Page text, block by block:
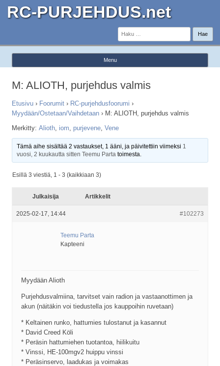
RC-PURJEHDUS.net
Haku:
Menu
M: ALIOTH, purjehdus valmis
Etusivu › Foorumit › RC-purjehdusfoorumi ›
Myydään/Ostetaan/Vaihdetaan › M: ALIOTH, purjehdus valmis
Merkitty: Alioth, iom, purjevene, Vene
Tämä aihe sisältää 2 vastaukset, 1 ääni, ja päivitettiin viimeksi 1
vuosi, 2 kuukautta sitten Teemu Parta toimesta.
Esillä 3 viestiä, 1 - 3 (kaikkiaan 3)
Julkaisija Artikkelit
2025-02-17, 14:44 #102273
Teemu Parta
Kapteeni
Myydään Alioth
Purjehdusvalmiina, tarvitset vain radion ja vastaanottimen ja
akun (näitäkin voi tiedustella jos kauppoihin ruvetaan)
* Keltainen runko, hattumies tulostanut ja kasannut
* David Creed Köli
* Peräsin hattumiehen tuotantoa, hiilikuitu
* Vinssi, HE-100mgv2 huippu vinssi
* Peräsinservo, laadukas ja voimakas